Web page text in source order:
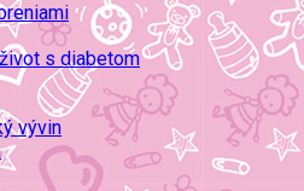
s diabetom
vývin